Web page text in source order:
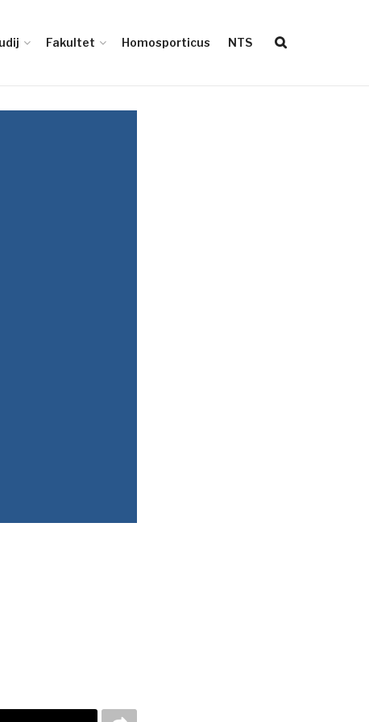
Fakultet Homosporticus NTS